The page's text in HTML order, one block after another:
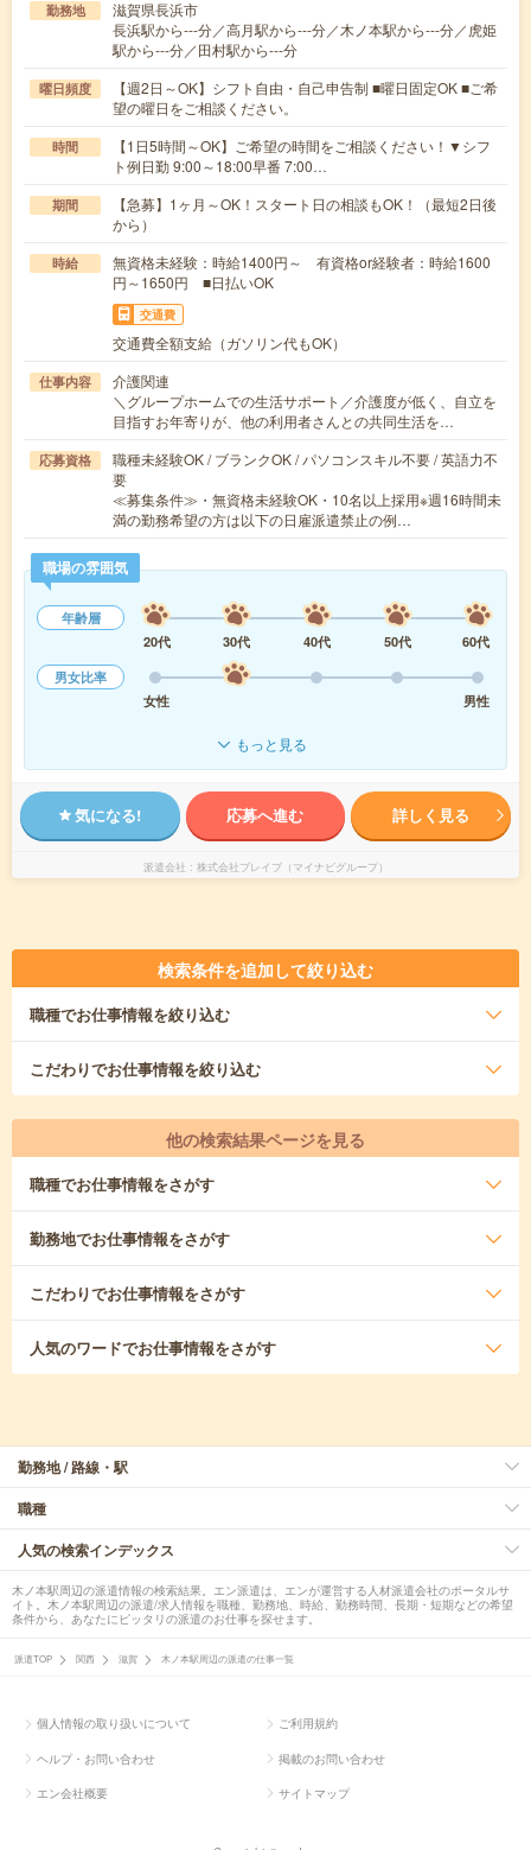
勤務地
滋賀県長浜市
長浜駅から---分／高月駅から---分／木ノ本駅から---分／虎姫
駅から---分／田村駅から---分
曜日頻度
【週2日～OK】シフト自由・自己申告制 ■曜日固定OK ■ご希
望の曜日をご相談ください。
時間
【1日5時間～OK】ご希望の時間をご相談ください！▼シフ
ト例日勤 9:00～18:00早番 7:00…
期間
【急募】1ヶ月～OK！スタート日の相談もOK！（最短2日後
から）
時給
無資格未経験：時給1400円～ 有資格or経験者：時給1600
円～1650円 ■日払いOK
交通費
交通費全額支給（ガソリン代もOK）
仕事内容
介護関連
＼グループホームでの生活サポート／介護度が低く、自立を
目指すお年寄りが、他の利用者さんとの共同生活を…
応募資格
職種未経験OK / ブランクOK / パソコンスキル不要 / 英語力不
要
≪募集条件≫・無資格未経験OK・10名以上採用※週16時間未
満の勤務希望の方は以下の日雇派遣禁止の例…
職場の雰囲気
年齢層
20代
30代 40代 50代
60代
男女比率
女性
男性
もっと見る
気になる! 応募へ進む 詳しく見る
派遣会社 株式会社ブレイブ（マイナビグループ）
検索条件を追加して絞り込む
職種でお仕事情報を絞り込む
こだわりでお仕事情報を絞り込む
他の検索結果ページを見る
職種でお仕事情報をさがす
勤務地でお仕事情報をさがす
こだわりでお仕事情報をさがす
人気のワードでお仕事情報をさがす
勤務地 / 路線・駅
職種
人気の検索インデックス
木ノ本駅周辺の派遣情報の検索結果。エン派遣は、エンが運営する人材派遣会社のポータルサ
イト。木ノ本駅周辺の派遣/求人情報を職種、勤務地、時給、勤務時間、長期・短期などの希望
条件から、あなたにピッタリの派遣のお仕事を探せます。
派遣TOP 関西 滋賀 木ノ本駅周辺の派遣の仕事一覧
個人情報の取り扱いについて ご利用規約
ヘルプ・お問い合わせ 掲載のお問い合わせ
エン会社概要 サイトマップ